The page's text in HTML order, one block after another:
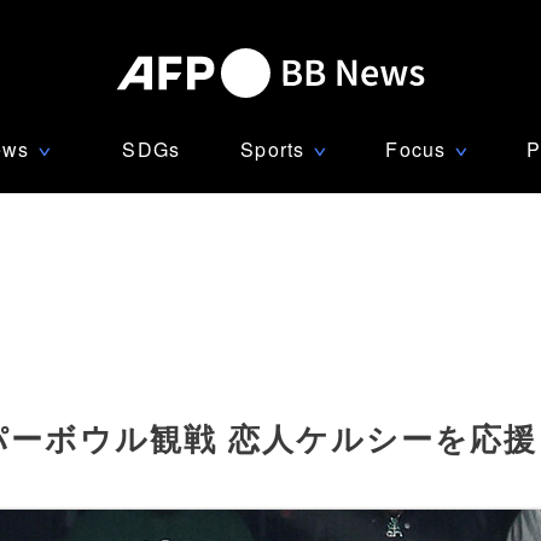
∨ SDGs Sports ∨ Focus ∨
ボウル観戦 恋人ケルシーを応援